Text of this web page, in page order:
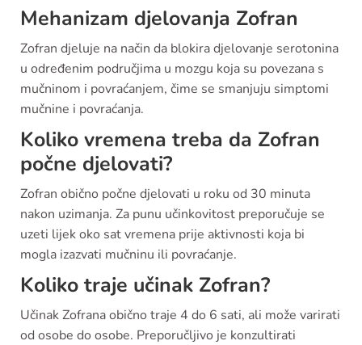
Mehanizam djelovanja Zofran
Zofran djeluje na način da blokira djelovanje serotonina
u određenim područjima u mozgu koja su povezana s
mučninom i povraćanjem, čime se smanjuju simptomi
mučnine i povraćanja.
Koliko vremena treba da Zofran
počne djelovati?
Zofran obično počne djelovati u roku od 30 minuta
nakon uzimanja. Za punu učinkovitost preporučuje se
uzeti lijek oko sat vremena prije aktivnosti koja bi
mogla izazvati mučninu ili povraćanje.
Koliko traje učinak Zofran?
Učinak Zofrana obično traje 4 do 6 sati, ali može varirati
od osobe do osobe. Preporučljivo je konzultirati